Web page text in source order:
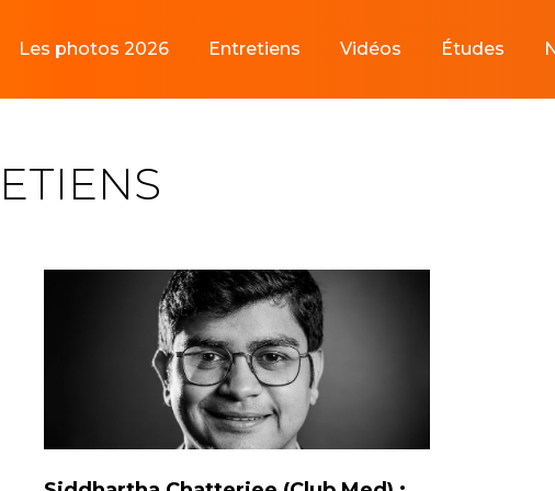
Les photos 2026 Entretiens Vidéos Études